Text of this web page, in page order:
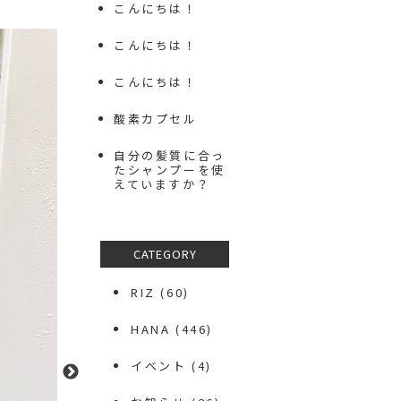
こんにちは！
こんにちは！
こんにちは！
酸素カプセル
自分の髪質に合っ
たシャンプーを使
えていますか？
CATEGORY
RIZ (60)
HANA (446)
イベント (4)